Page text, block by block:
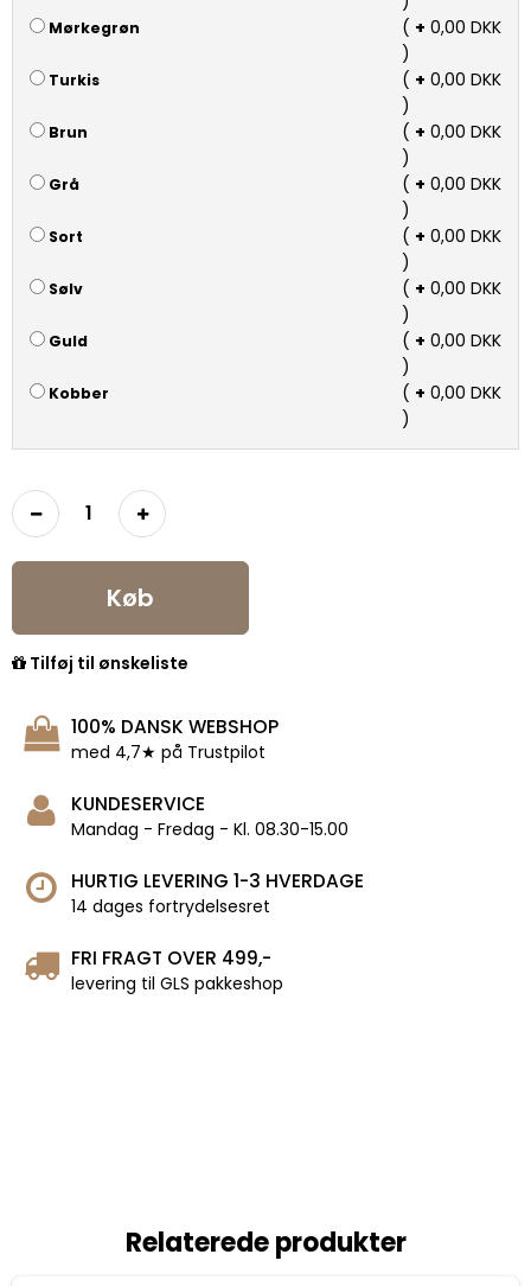
Mørkegrøn ( + 0,00 DKK
)
Turkis ( + 0,00 DKK
)
Brun ( + 0,00 DKK
)
Grå ( + 0,00 DKK
)
Sort ( + 0,00 DKK
)
Sølv ( + 0,00 DKK
)
Guld ( + 0,00 DKK
)
Kobber ( + 0,00 DKK
)
Køb
Tilføj til ønskeliste
FRI FRAGT OVER 499,-
levering til GLS pakkeshop
HURTIG LEVERING 1-3 HVERDAGE
14 dages fortrydelsesret
KUNDESERVICE
Mandag - Fredag - Kl. 08.30-15.00
100% DANSK WEBSHOP
med 4,7★ på Trustpilot
Relaterede produkter